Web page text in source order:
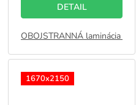
DETAIL
OBOJSTRANNÁ laminácia -
1670x2150